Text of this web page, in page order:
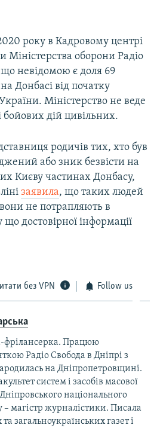
року в Кадровому центрі
Міністерства оборони Радіо
невідомою є доля 69
Донбасі від початку
Міністерство не веде
бойових дій цивільних.
родичів тих, хто був
або зник безвісти на
Києву частинах Донбасу,
заявила, що таких людей
не потрапляють в
достовірної інформації
без VPN Follow us
фрілансерка. Працюю
Радіо Свобода в Дніпрі з
на Дніпропетровщині.
систем і засобів масової
національного
– магістр журналістики. Писала
загальноукраїнських газет і